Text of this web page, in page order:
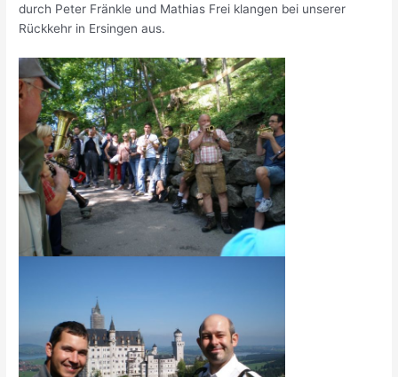
durch Peter Fränkle und Mathias Frei klangen bei unserer
Rückkehr in Ersingen aus.